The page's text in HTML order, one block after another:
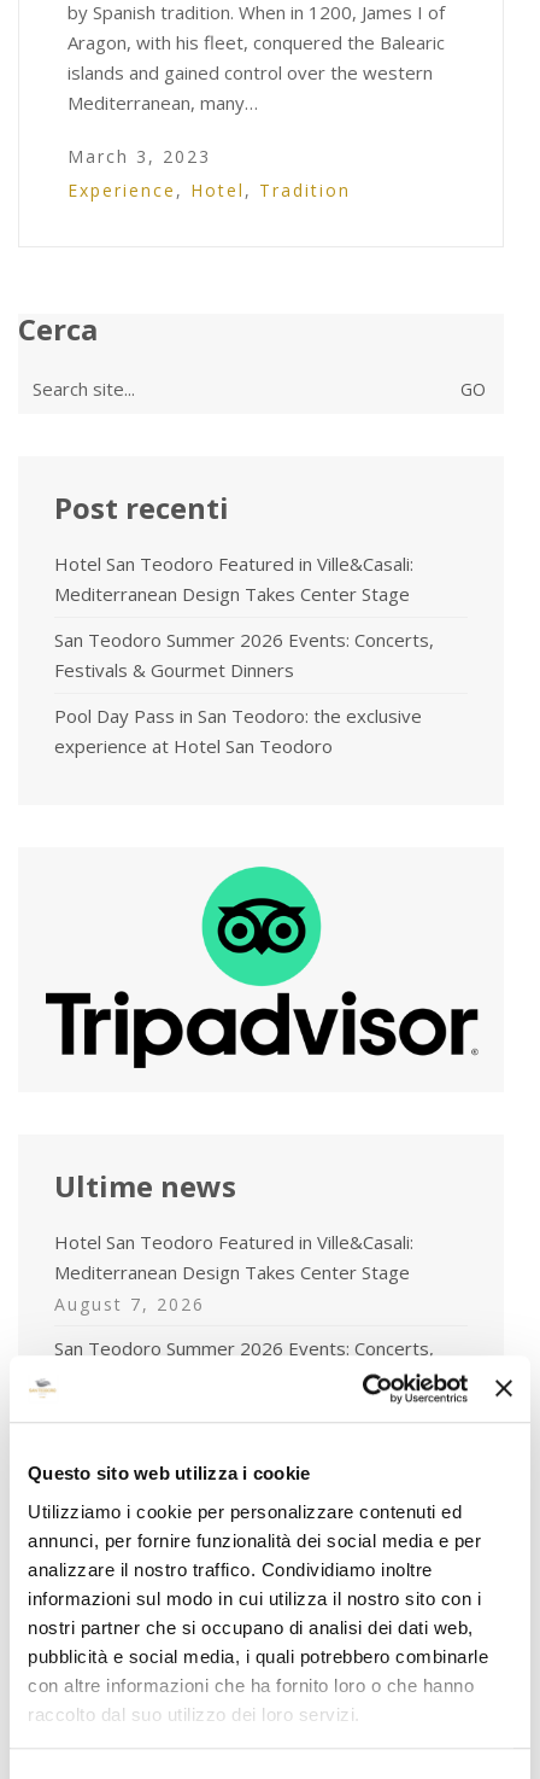
Questo sito web utilizza i cookie
Utilizziamo i cookie per personalizzare contenuti ed
annunci, per fornire funzionalità dei social media e per
analizzare il nostro traffico. Condividiamo inoltre
informazioni sul modo in cui utilizza il nostro sito con i
nostri partner che si occupano di analisi dei dati web,
pubblicità e social media, i quali potrebbero combinarle
con altre informazioni che ha fornito loro o che hanno
raccolto dal suo utilizzo dei loro servizi.
by Spanish tradition. When in 1200, James I of
Aragon, with his fleet, conquered the Balearic
islands and gained control over the western
Mediterranean, many…
March 3, 2023
Experience , Hotel , Tradition
Cerca
Post recenti
Hotel San Teodoro Featured in Ville&Casali:
Mediterranean Design Takes Center Stage
San Teodoro Summer 2026 Events: Concerts,
Festivals & Gourmet Dinners
Pool Day Pass in San Teodoro: the exclusive
experience at Hotel San Teodoro
Ultime news
Hotel San Teodoro Featured in Ville&Casali:
Mediterranean Design Takes Center Stage
August 7, 2026
San Teodoro Summer 2026 Events: Concerts,
experience at Hotel San Teodoro
June 5, 2026
Tags
#hotelsanteodoro #ospitalitàsarda #teamhst